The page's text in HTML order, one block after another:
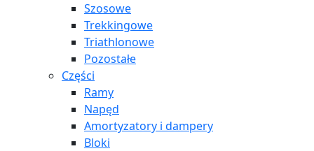
Szosowe
Trekkingowe
Triathlonowe
Pozostałe
Części
Ramy
Napęd
Amortyzatory i dampery
Bloki